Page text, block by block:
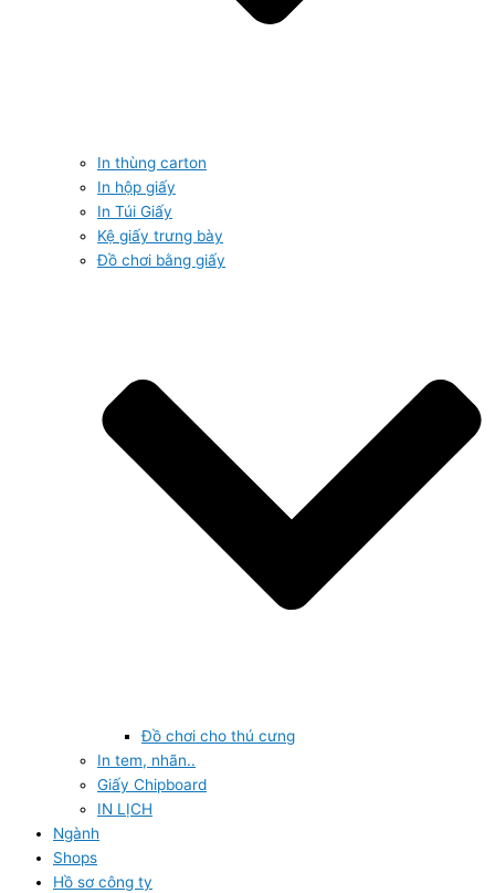
In thùng carton
In hộp giấy
In Túi Giấy
Kệ giấy trưng bày
Đồ chơi bằng giấy
Đồ chơi cho thú cưng
In tem, nhãn..
Giấy Chipboard
IN LỊCH
Ngành
Shops
Hồ sơ công ty